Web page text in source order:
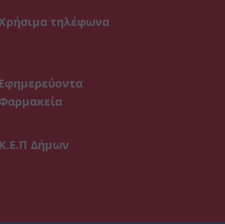
τηλέφωνα
Εφημερεύοντα
Φαρμακεία
Κ.Ε.Π Δήμων